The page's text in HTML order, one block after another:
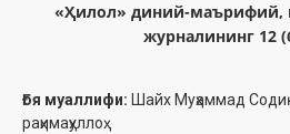
«Ҳилол» диний-маърифий,
журналининг 12
Ғоя муаллифи: Шайх Муҳаммад
раҳимаҳуллоҳ